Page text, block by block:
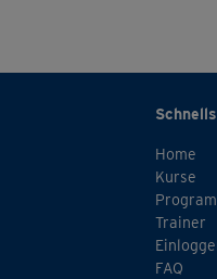
Home
Kurse
Trainer
FAQ